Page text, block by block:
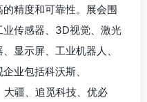
精度和可靠性。展会围
传感器、3D视觉、激光
显示屏、工业机器人、
业包括科沃斯、
疆、追觅科技、优必